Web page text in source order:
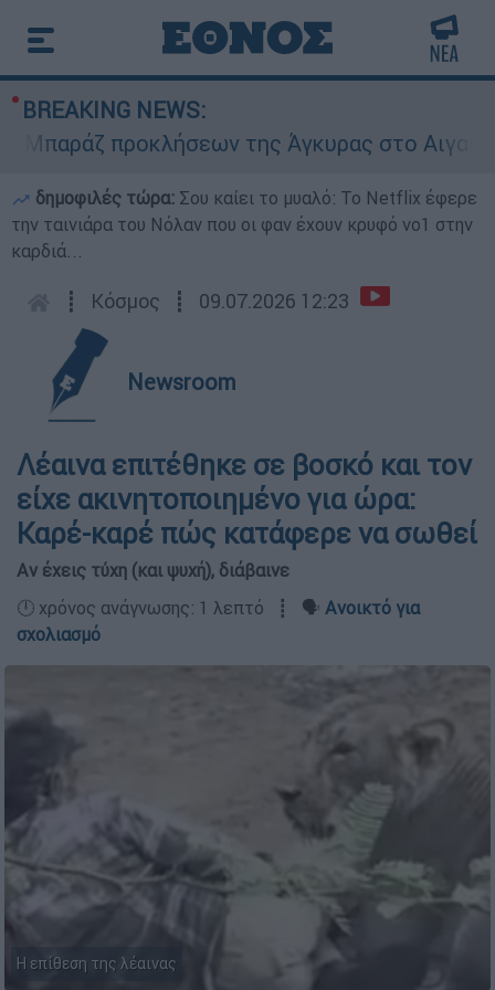
BREAKING NEWS:
προκλήσεων της Άγκυρας στο Αιγαίο:
δημοφιλές τώρα: Σου καίει το μυαλό: Το Netflix έφερε
την ταινιάρα του Νόλαν που οι φαν έχουν κρυφό νο1 στην
καρδιά...
┋ Κόσμος ┋ 09.07.2026 12:23
Newsroom
Λέαινα επιτέθηκε σε βοσκό και τον
είχε ακινητοποιημένο για ώρα:
Καρέ-καρέ πώς κατάφερε να σωθεί
Αν έχεις τύχη (και ψυχή), διάβαινε
🕛 χρόνος ανάγνωσης: 1 λεπτό ┋ 🗣️ Ανοικτό για
σχολιασμό
Η επίθεση της λέαινας